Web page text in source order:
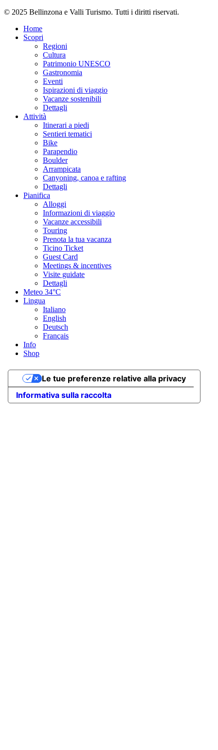
© 2025 Bellinzona e Valli Turismo. Tutti i diritti riservati.
Home
Scopri
Regioni
Cultura
Patrimonio UNESCO
Gastronomia
Eventi
Ispirazioni di viaggio
Vacanze sostenibili
Dettagli
Attività
Itinerari a piedi
Sentieri tematici
Bike
Parapendio
Boulder
Arrampicata
Canyoning, canoa e rafting
Dettagli
Pianifica
Alloggi
Informazioni di viaggio
Vacanze accessibili
Touring
Prenota la tua vacanza
Ticino Ticket
Guest Card
Meetings & incentives
Visite guidate
Dettagli
Meteo 34°C
Lingua
Italiano
English
Deutsch
Français
Info
Shop
Informativa sulla raccolta
Le tue preferenze relative alla privacy